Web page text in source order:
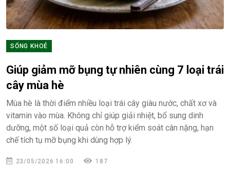
SỐNG KHOẺ
Giúp giảm mỡ bụng tự nhiên cùng 7 loại trái
cây mùa hè
Mùa hè là thời điểm nhiều loại trái cây giàu nước, chất xơ và
vitamin vào mùa. Không chỉ giúp giải nhiệt, bổ sung dinh
dưỡng, một số loại quả còn hỗ trợ kiểm soát cân nặng, hạn
chế tích tụ mỡ bụng khi dùng hợp lý.
23/05/2026 16:00 187